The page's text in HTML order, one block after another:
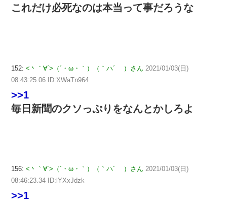
これだけ必死なのは本当って事だろうな
152: <丶｀∀´>（´・ω・｀）（｀ハ´ ）さん 2021/01/03(日)
08:43:25.06 ID:XWaTn964
>>1
毎日新聞のクソっぷりをなんとかしろよ
156: <丶｀∀´>（´・ω・｀）（｀ハ´ ）さん 2021/01/03(日)
08:46:23.34 ID:lYXxJdzk
>>1